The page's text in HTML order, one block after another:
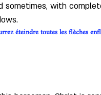
with
éteindre toutes les flèches